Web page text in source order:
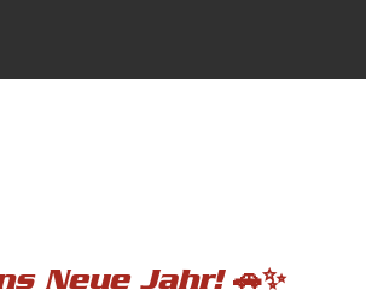
Neue Jahr! 🚗✨